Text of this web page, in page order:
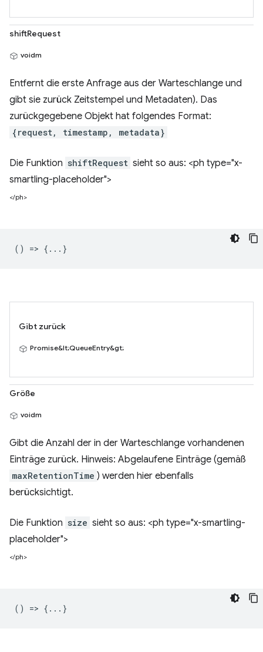
shiftRequest
voidm
Entfernt die erste Anfrage aus der Warteschlange und
gibt sie zurück Zeitstempel und Metadaten). Das
zurückgegebene Objekt hat folgendes Format:
{request, timestamp, metadata}
Die Funktion shiftRequest sieht so aus: <ph type="x-
smartling-placeholder">
</ph>
() => {...}
Gibt zurück
Promise&lt;QueueEntry&gt;
Größe
voidm
Gibt die Anzahl der in der Warteschlange vorhandenen
Einträge zurück. Hinweis: Abgelaufene Einträge (gemäß
maxRetentionTime ) werden hier ebenfalls
berücksichtigt.
Die Funktion size sieht so aus: <ph type="x-smartling-
placeholder">
</ph>
() => {...}